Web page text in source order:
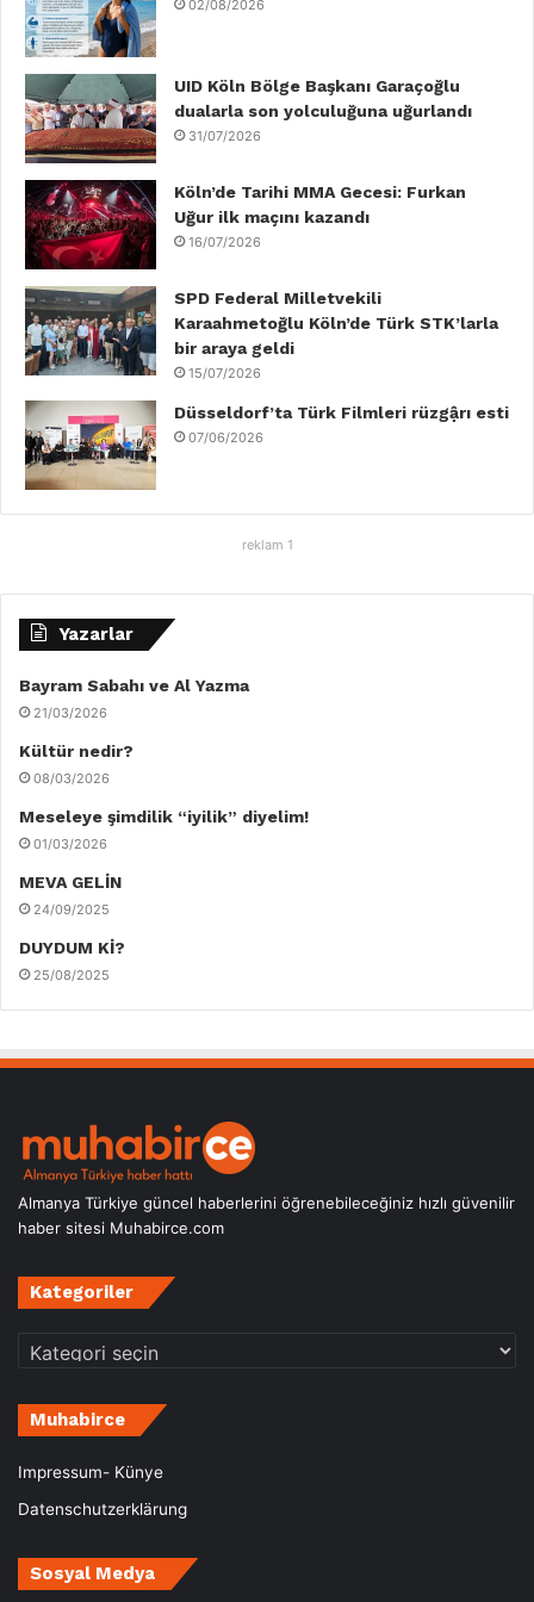
o
o
k
r
I
n
e
r
a
02/08/2026
UID Köln Bölge Başkanı Garaçoğlu
dualarla son yolculuğuna uğurlandı
31/07/2026
Köln’de Tarihi MMA Gecesi: Furkan
Uğur ilk maçını kazandı
16/07/2026
SPD Federal Milletvekili
Karaahmetoğlu Köln’de Türk STK’larla
bir araya geldi
15/07/2026
Düsseldorf’ta Türk Filmleri rüzgậrı esti
07/06/2026
reklam 1
Yazarlar
Bayram Sabahı ve Al Yazma
21/03/2026
Kültür nedir?
08/03/2026
Meseleye şimdilik “iyilik” diyelim!
01/03/2026
MEVA GELİN
24/09/2025
DUYDUM Kİ?
25/08/2025
Almanya Türkiye güncel haberlerini öğrenebileceğiniz hızlı güvenilir
haber sitesi Muhabirce.com
Kategoriler
Kategoriler
Muhabirce
Impressum- Künye
Datenschutzerklärung
Sosyal Medya